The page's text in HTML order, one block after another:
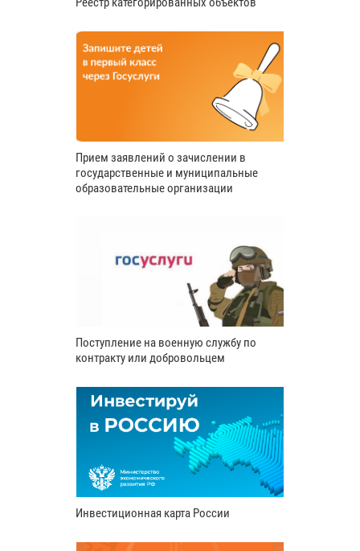
Прием заявлений о зачислении в
государственные и муниципальные
образовательные организации
Поступление на военную службу по
контракту или добровольцем
Инвестиционная карта России